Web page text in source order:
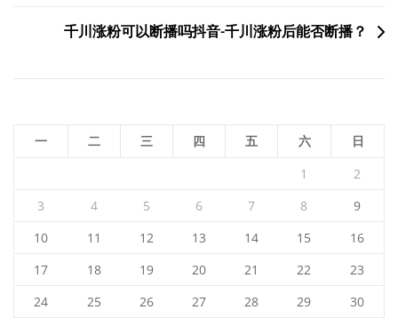
千川涨粉可以断播吗抖音-千川涨粉后能否断播？
一 二 三 四 五 六
日
1
2
3
4 5 6 7 8
9
10
11 12 13 14 15
16
17
18 19 20 21 22
23
24
25 26 27 28 29
30